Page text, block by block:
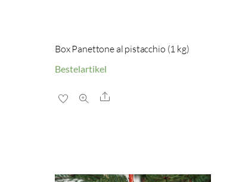
Box Panettone al pistacchio (1 kg)
Bestelartikel
Share